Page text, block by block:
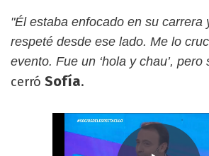
"Él estaba enfocado en su carrera
respeté desde ese lado. Me lo
evento. Fue un ‘hola y chau’, pero
cerró Sofía.